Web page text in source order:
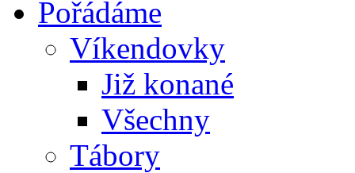
Pořádáme
Víkendovky
Již konané
Všechny
Tábory